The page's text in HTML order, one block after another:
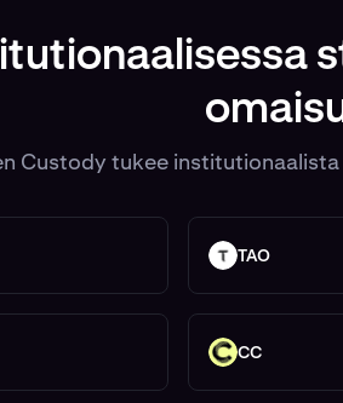
Custody tukee
TAO TAO
CC CC